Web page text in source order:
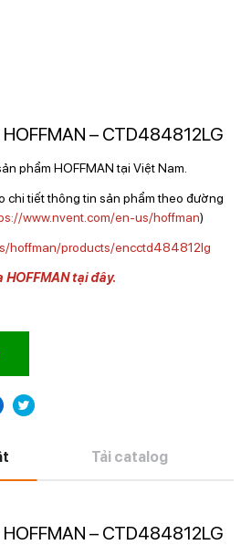
– CTD484812LG
phẩm HOFFMAN tại Việt Nam.
chi tiết thông tin sản phẩm theo đường
www.nvent.com/en-us/hoffman)
hoffman/products/encctd484812lg
HOFFMAN tại đây.
Tải catalog
– CTD484812LG